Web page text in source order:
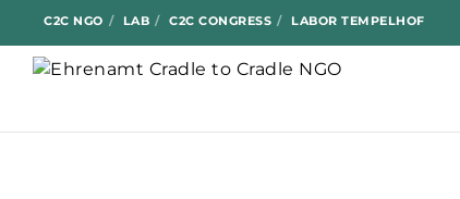
C2C NGO LAB C2C CONGRESS LABOR TEMPELHOF